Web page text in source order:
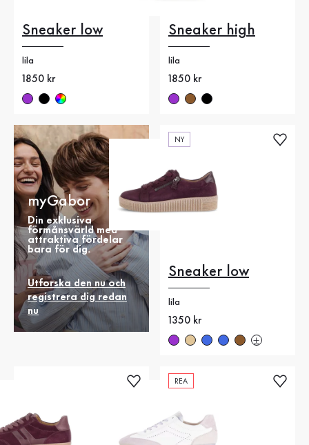
Sneaker low
lila
Nytt pris
1850 kr
Sneaker high
lila
Nytt pris
1850 kr
myGabor
Din exklusiva
förmånsvärld med
attraktiva fördelar
bara för dig.
Utforska den nu och
registrera dig redan
nu
NY
Sneaker low
lila
Nytt pris
1350 kr
REA